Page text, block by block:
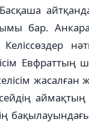
бар.
Ке­ліссөздер
жасалған
аймақтың